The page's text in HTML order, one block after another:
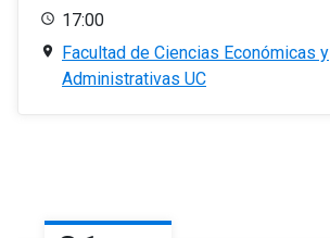
17:00
Facultad de Ciencias Económicas y
Administrativas UC